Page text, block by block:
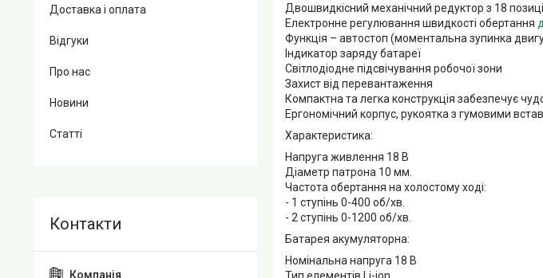
Двошвидкісний механічний редуктор з 18
Електронне регулювання швидкості обертання
Функція – автостоп (моментальна зупинка
Індикатор заряду батареї
Світлодіодне підсвічування робочої зони
Захист від перевантаження
Компактна та легка конструкція забезпечує
Ергономічний корпус, рукоятка з гумовими
Характеристика:
Напруга живлення 18 В
Діаметр патрона 10 мм.
Частота обертання на холостому ході:
- 1 ступінь 0-400 об/хв.
- 2 ступінь 0-1200 об/хв.
Батарея акумуляторна:
Номінальна напруга 18 В
Тип елементів Li-ion
Доставка і оплата
Відгуки
Про нас
Новини
Статті